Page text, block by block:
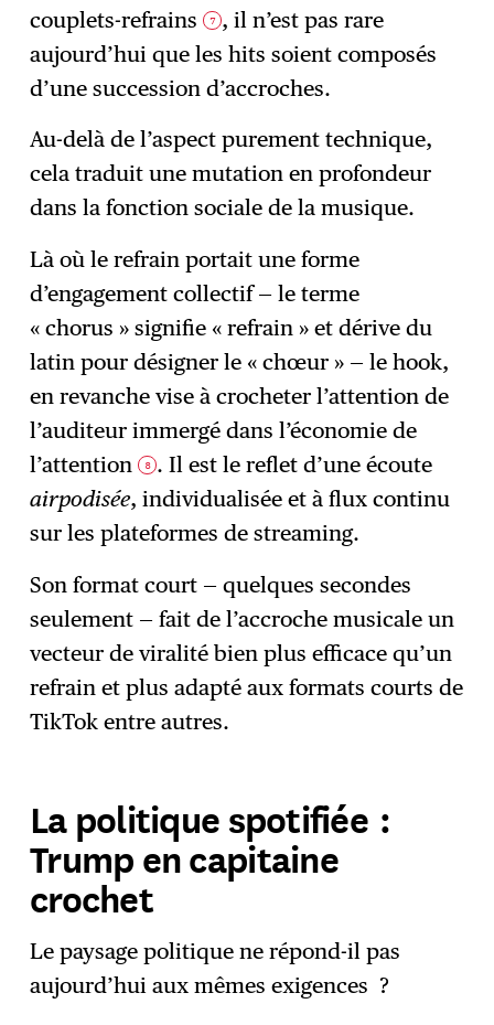
couplets-refrains 7 , il n’est pas rare
aujourd’hui que les hits soient composés
d’une succession d’accroches.
Au-delà de l’aspect purement technique,
cela traduit une mutation en profondeur
dans la fonction sociale de la musique.
Là où le refrain portait une forme
d’engagement collectif — le terme
« chorus » signifie « refrain » et dérive du
latin pour désigner le « chœur » — le hook,
en revanche vise à crocheter l’attention de
l’auditeur immergé dans l’économie de
l’attention 8 . Il est le reflet d’une écoute
airpodisée, individualisée et à flux continu
sur les plateformes de streaming.
Son format court — quelques secondes
seulement — fait de l’accroche musicale un
vecteur de viralité bien plus efficace qu’un
refrain et plus adapté aux formats courts de
TikTok entre autres.
La politique spotifiée :
Trump en capitaine
crochet
Le paysage politique ne répond-il pas
aujourd’hui aux mêmes exigences ?